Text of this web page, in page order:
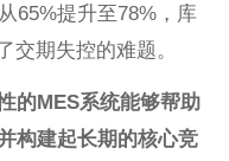
65%提升至78%，库
交期失控的难题。
的MES系统能够帮助
构建起长期的核心竞